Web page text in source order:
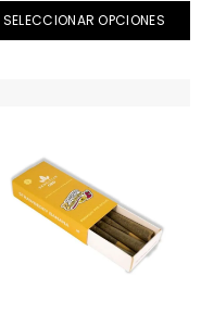
SELECCIONAR OPCIONES